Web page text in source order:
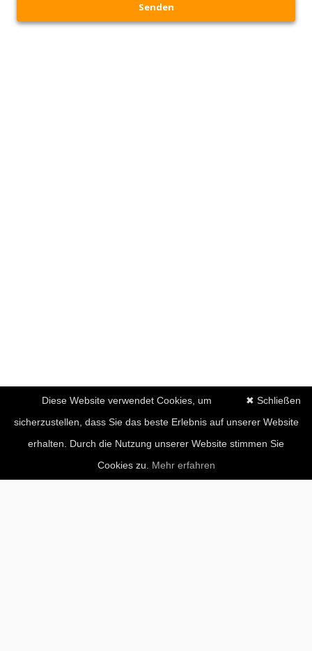
Senden
✖ Schließen
Diese Website verwendet Cookies, um
sicherzustellen, dass Sie das beste Erlebnis auf unserer Website
erhalten. Durch die Nutzung unserer Website stimmen Sie
Cookies zu. Mehr erfahren